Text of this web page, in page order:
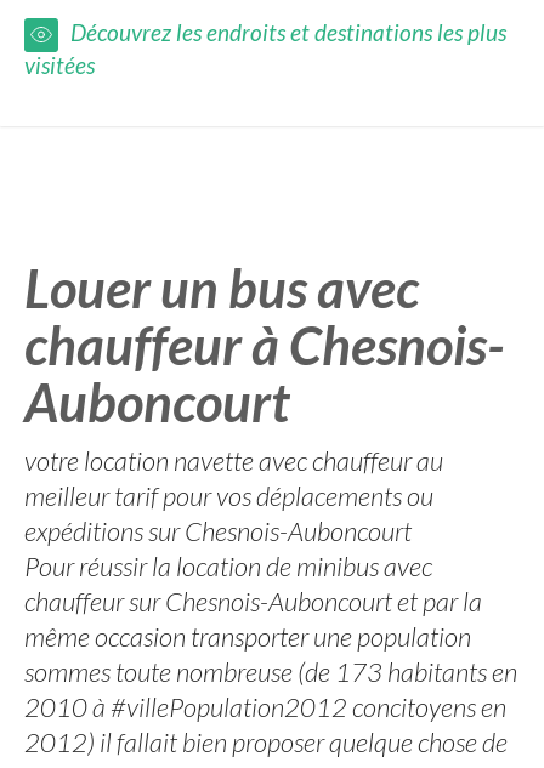
Découvrez les endroits et destinations les plus
visitées
Louer un bus avec
chauffeur à Chesnois-
Auboncourt
votre location navette avec chauffeur au
meilleur tarif pour vos déplacements ou
expéditions sur Chesnois-Auboncourt
Pour réussir la location de minibus avec
chauffeur sur Chesnois-Auboncourt et par la
même occasion transporter une population
sommes toute nombreuse (de 173 habitants en
2010 à #villePopulation2012 concitoyens en
2012) il fallait bien proposer quelque chose de